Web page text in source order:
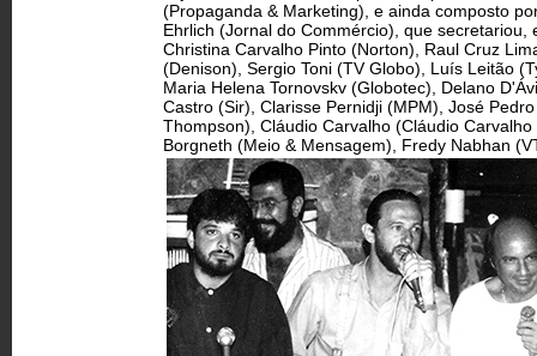
(Propaganda & Marketing), e ainda composto
Ehrlich (Jornal do Commércio), que secretariou,
Christina Carvalho Pinto (Norton), Raul Cruz
(Denison), Sergio Toni (TV Globo), Luís Leitão
Maria Helena Tornovskv (Globotec), Delano
Castro (Sir), Clarisse Pernidji (MPM), José
Thompson), Cláudio Carvalho (Cláudio
Borgneth (Meio & Mensagem), Fredy Nabhan